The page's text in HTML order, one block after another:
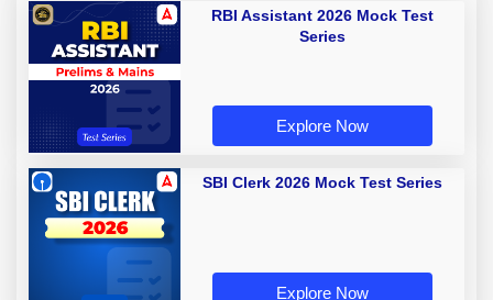
RBI Assistant 2026 Mock Test
Series
Explore Now
SBI Clerk 2026 Mock Test Series
Explore Now